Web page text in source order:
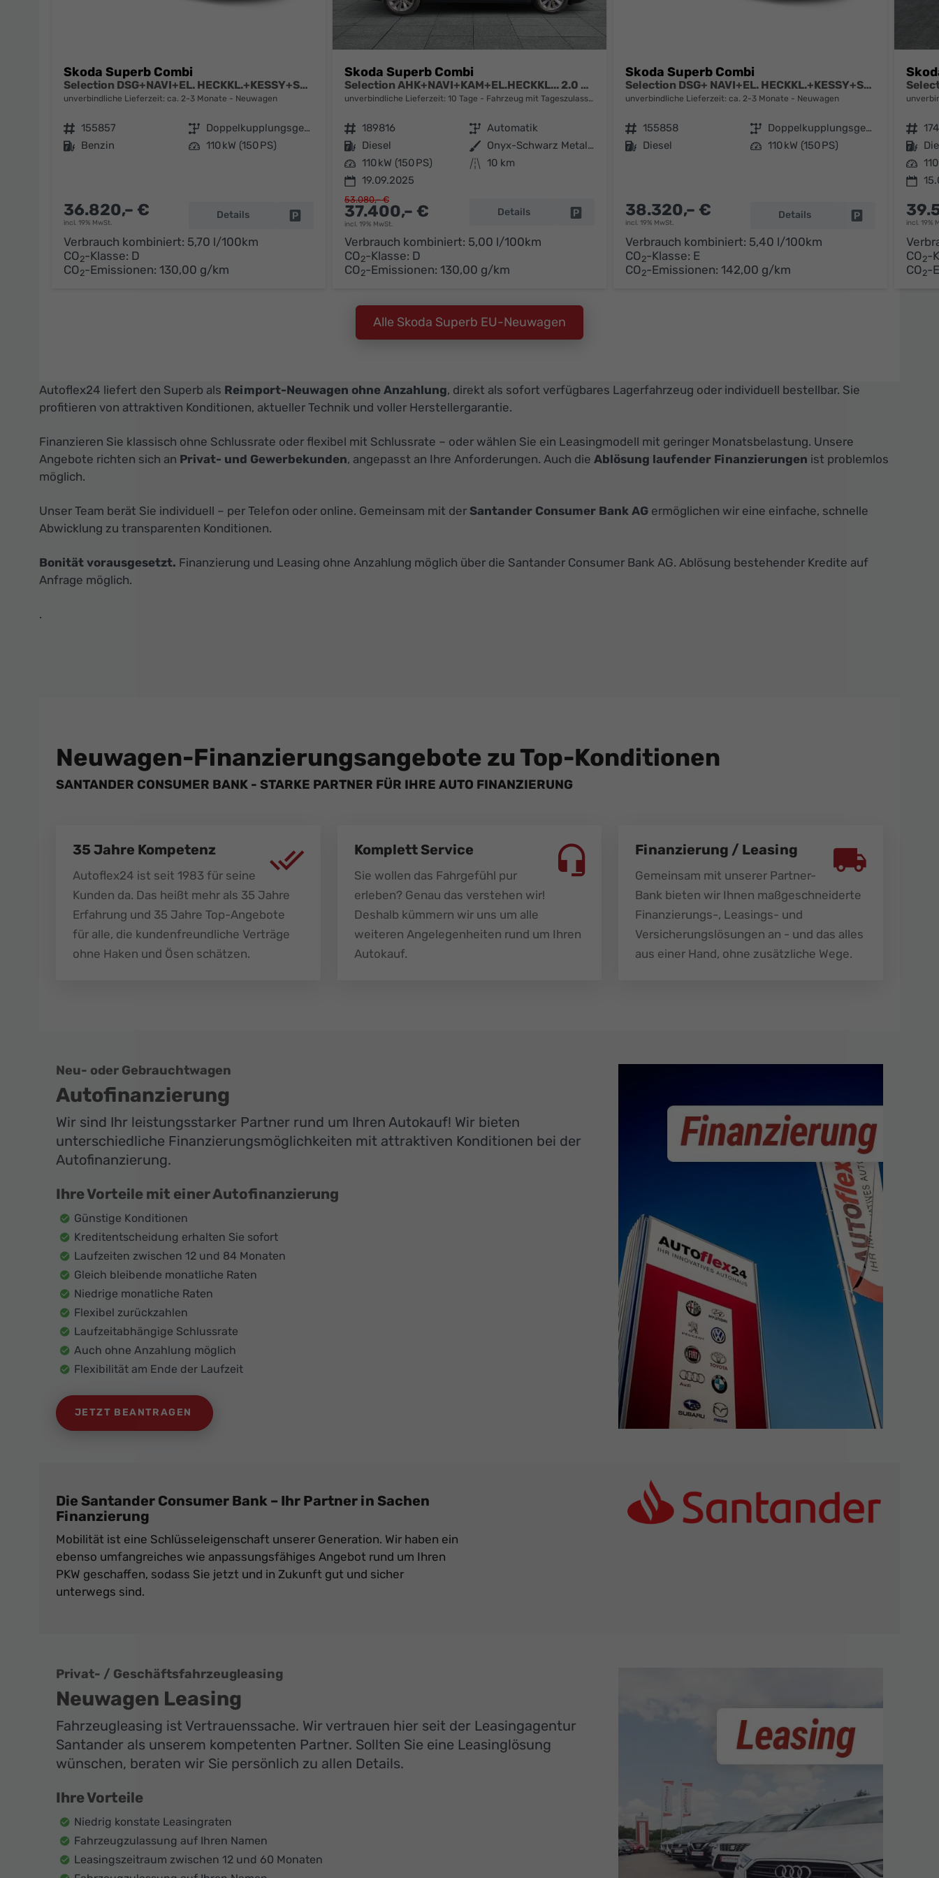
Skoda Superb Combi
Selection DSG+NAVI+EL. HECKKL.+KESSY+SHZ V+H
unverbindliche Lieferzeit: ca. 2-3 Monate Neuwagen
Fahrzeugnr. 155857 Getriebe
Doppelkupplungsgetriebe (DSG)
Kraftstoff Benzin Leistung 110 kW (150 PS)
36.820,– €
incl. 19% MwSt.
Details Fahrzeug parken
Verbrauch kombiniert: 5,70 l/100km
CO2-Klasse: D
CO2-Emissionen: 130,00 g/km
Skoda Superb Combi
Selection AHK+NAVI+KAM+EL.HECKKL... 2.0 TDI DSG
unverbindliche Lieferzeit: 10 Tage Fahrzeug mit Tageszulassung
Fahrzeugnr. 189816 Getriebe Automatik
Kraftstoff Diesel Außenfarbe
Onyx-Schwarz Metallic
Leistung 110 kW (150 PS) Kilometerstand 10 km
19.09.2025
37.400,– €
incl. 19% MwSt.
53.080,– €
Details Fahrzeug parken
Verbrauch kombiniert: 5,00 l/100km
CO2-Klasse: D
CO2-Emissionen: 130,00 g/km
Skoda Superb Combi
Selection DSG+ NAVI+EL. HECKKL.+KESSY+SHZ V+H
unverbindliche Lieferzeit: ca. 2-3 Monate Neuwagen
Fahrzeugnr. 155858 Getriebe
Doppelkupplungsgetriebe (DSG)
Kraftstoff Diesel Leistung 110 kW (150 PS)
38.320,– €
incl. 19% MwSt.
Details Fahrzeug parken
Verbrauch kombiniert: 5,40 l/100km
CO2-Klasse: E
CO2-Emissionen: 142,00 g/km
Fahrzeugnr.
Kraftstoff
Leistung
incl. 19%
CO2-
CO2-
Alle Skoda Superb EU-Neuwagen
Autoflex24 liefert den Superb als Reimport-Neuwagen ohne Anzahlung, direkt als sofort verfügbares Lagerfahrzeug oder individuell bestellbar. Sie
profitieren von attraktiven Konditionen, aktueller Technik und voller Herstellergarantie.
Finanzieren Sie klassisch ohne Schlussrate oder flexibel mit Schlussrate – oder wählen Sie ein Leasingmodell mit geringer Monatsbelastung. Unsere
Angebote richten sich an Privat- und Gewerbekunden, angepasst an Ihre Anforderungen. Auch die Ablösung laufender Finanzierungen ist problemlos
möglich.
Unser Team berät Sie individuell – per Telefon oder online. Gemeinsam mit der Santander Consumer Bank AG ermöglichen wir eine einfache, schnelle
Abwicklung zu transparenten Konditionen.
Bonität vorausgesetzt. Finanzierung und Leasing ohne Anzahlung möglich über die Santander Consumer Bank AG. Ablösung bestehender Kredite auf
Anfrage möglich.
.
Neuwagen-Finanzierungsangebote zu Top-Konditionen
SANTANDER CONSUMER BANK - STARKE PARTNER FÜR IHRE AUTO FINANZIERUNG
35 Jahre Kompetenz
Autoflex24 ist seit 1983 für seine
Kunden da. Das heißt mehr als 35 Jahre
Erfahrung und 35 Jahre Top-Angebote
für alle, die kundenfreundliche Verträge
ohne Haken und Ösen schätzen.
Komplett Service
Sie wollen das Fahrgefühl pur
erleben? Genau das verstehen wir!
Deshalb kümmern wir uns um alle
weiteren Angelegenheiten rund um Ihren
Autokauf.
Finanzierung / Leasing
Gemeinsam mit unserer Partner-
Bank bieten wir Ihnen maßgeschneiderte
Finanzierungs-, Leasings- und
Versicherungslösungen an - und das alles
aus einer Hand, ohne zusätzliche Wege.
Neu- oder Gebrauchtwagen
Autofinanzierung
Wir sind Ihr leistungsstarker Partner rund um Ihren Autokauf! Wir bieten
unterschiedliche Finanzierungsmöglichkeiten mit attraktiven Konditionen bei der
Autofinanzierung.
Ihre Vorteile mit einer Autofinanzierung
Günstige Konditionen
Kreditentscheidung erhalten Sie sofort
Laufzeiten zwischen 12 und 84 Monaten
Gleich bleibende monatliche Raten
Niedrige monatliche Raten
Flexibel zurückzahlen
Laufzeitabhängige Schlussrate
Auch ohne Anzahlung möglich
Flexibilität am Ende der Laufzeit
JETZT BEANTRAGEN
Die Santander Consumer Bank – Ihr Partner in Sachen
Finanzierung
Mobilität ist eine Schlüsseleigenschaft unserer Generation. Wir haben ein
ebenso umfangreiches wie anpassungsfähiges Angebot rund um Ihren
PKW geschaffen, sodass Sie jetzt und in Zukunft gut und sicher
unterwegs sind.
Privat- / Geschäftsfahrzeugleasing
Neuwagen Leasing
Fahrzeugleasing ist Vertrauenssache. Wir vertrauen hier seit der Leasingagentur
Santander als unserem kompetenten Partner. Sollten Sie eine Leasinglösung
wünschen, beraten wir Sie persönlich zu allen Details.
Ihre Vorteile
Niedrig konstate Leasingraten
Fahrzeugzulassung auf Ihren Namen
Leasingszeitraum zwischen 12 und 60 Monaten